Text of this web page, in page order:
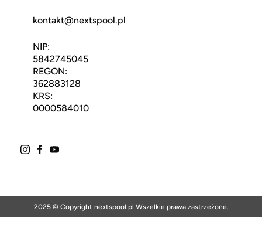
kontakt@nextspool.pl
NIP:
5842745045
REGON:
362883128
KRS:
0000584010